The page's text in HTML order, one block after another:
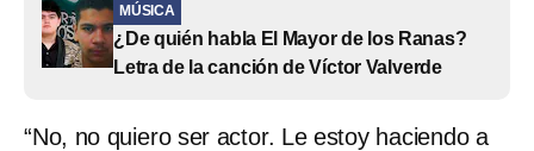
MÚSICA
¿De quién habla El Mayor de los Ranas?
Letra de la canción de Víctor Valverde
“No, no quiero ser actor. Le estoy haciendo a